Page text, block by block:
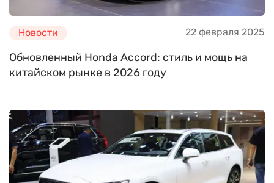
Новости 22 февраля 2025
Обновленный Honda Accord: стиль и мощь на
китайском рынке в 2026 году